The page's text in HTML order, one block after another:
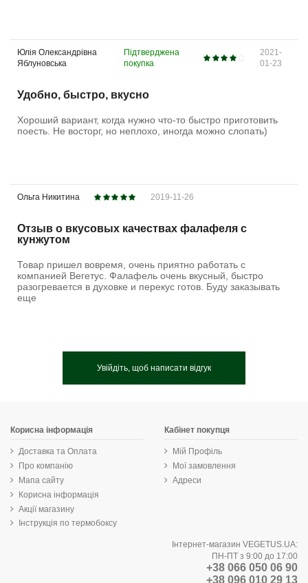
Юлiя Олександрiвна
Яблуновська
Підтверджена
покупка
2021-
01-23
Удобно, быстро, вкусно
Хороший вариант, когда нужно что-то быстро приготовить
поесть. Не восторг, но неплохо, иногда можно слопать)
Ольга Никитина 2019-11-26
Отзыв о вкусовых качествах фалафеля с
кунжутом
Товар пришел вовремя, очень приятно работать с
компанией Вегетус. Фалафель очень вкусный, быстро
разогревается в духовке и перекус готов. Буду заказывать
еще
Увійдіть, щоб написати відгук
Корисна інформація
Доставка та Оплата
Про компанію
Мапа сайту
Корисна інформація
Акції магазину
Інструкція по термобоксу
Кабінет покупця
Мій Профіль
Мої замовлення
Адреси
Інтернет-магазин VEGETUS.UA:
ПН-ПТ з 9:00 до 17:00
+38 066 050 06 90
+38 096 010 29 13